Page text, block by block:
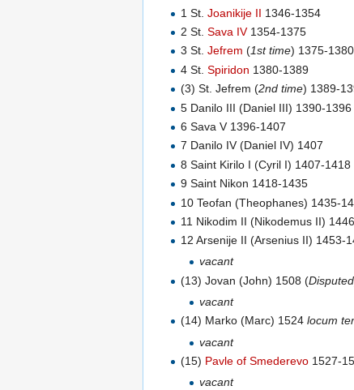
1 St.Joanikije II 1346-1354
2 St.Sava IV1354-1375
3 St.Jefrem (1st time) 1375-1380
4 St.Spiridon 1380-1389
(3) St. Jefrem (2nd time) 1389-
5 Danilo III (Daniel III) 1390-1396
6 Sava V 1396-1407
7 Danilo IV (Daniel IV) 1407
8 Saint Kirilo I (Cyril I) 1407-1418
9 Saint Nikon 1418-1435
10 Teofan (Theophanes) 1435-
11 Nikodim II (Nikodemus II)
12 Arsenije II (Arsenius II) 1453-
vacant
(13) Jovan (John) 1508 (Disputed
vacant
(14) Marko (Marc) 1524locum
vacant
(15) Pavle of Smederevo 1527-
vacant